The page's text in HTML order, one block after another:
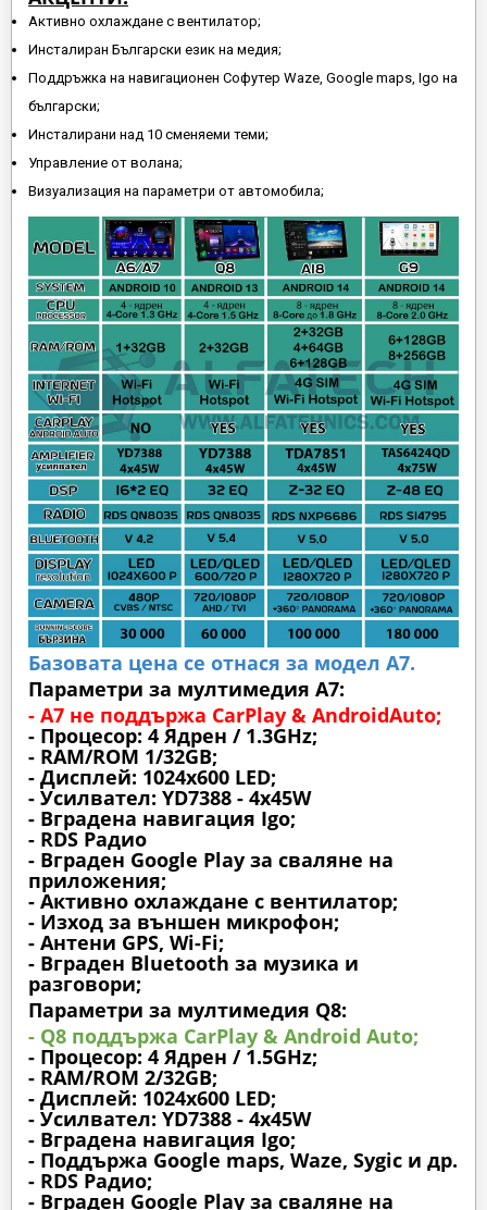
Активно охлаждане с вентилатор;
Инсталиран Български език на медия;
Поддръжка на навигационен Софутер Waze, Google maps, Igo на
български;
Инсталирани над 10 сменяеми теми;
Управление от волана;
Визуализация на параметри от автомобила;
Базовата цена се отнася за модел А7.
Параметри за мултимедия A7:
- A7 не поддържа CarPlay & AndroidAuto;
- Процесор: 4 Ядрен / 1.3GHz;
- RAM/ROM 1/32GB;
- Дисплей: 1024х600 LED;
- Усилвател: YD7388 - 4x45W
- Вградена навигация Igo;
- RDS Радио
- Вграден Google Play за сваляне на
приложения;
- Активно охлаждане с вентилатор;
- Изход за външен микрофон;
- Антени GPS, Wi-Fi;
- Вграден Bluetooth за музика и
разговори;
Параметри за мултимедия Q8:
- Q8 поддържа CarPlay & Android Auto;
- Процесор: 4 Ядрен / 1.5GHz;
- RAM/ROM 2/32GB;
- Дисплей: 1024х600 LED;
- Усилвател: YD7388 - 4x45W
- Вградена навигация Igo;
- Поддържа Google maps, Waze, Sygic и др.
- RDS Радио;
- Вграден Google Play за сваляне на